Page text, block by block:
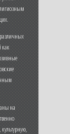
как
на